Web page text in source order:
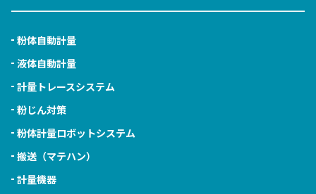
粉体自動計量
液体自動計量
計量トレースシステム
粉じん対策
粉体計量ロボットシステム
搬送（マテハン）
計量機器